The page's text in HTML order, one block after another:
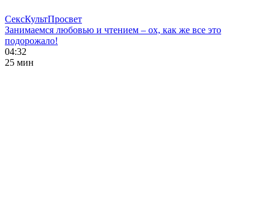
СексКультПросвет
Занимаемся любовью и чтением – ох, как же все это
подорожало!
04:32
25 мин